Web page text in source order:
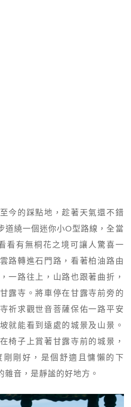
今的踩點地，趁著天氣還不錯
道繞一個迷你小O型路線，全當
看有無桐花之境可讓人驚喜一
路轉進石門路，看著柏油路由
一路往上，山路也跟著曲折，
露寺。將車停在甘露寺前旁的
祈求觀世音菩薩保佑一路平安
就能看到遠處的城景及山景。
椅子上賞著甘露寺前的城景，
剛好，是個舒適且慵懶的下
雜音，是靜謐的好地方。